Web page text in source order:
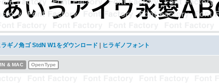
ラギノ角ゴ StdN W1をダウンロード ヒラギノフォント
& MAC OpenType